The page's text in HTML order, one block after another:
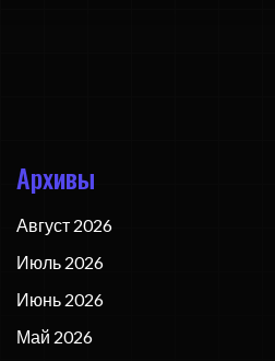
Архивы
Август 2026
Июль 2026
Июнь 2026
Май 2026